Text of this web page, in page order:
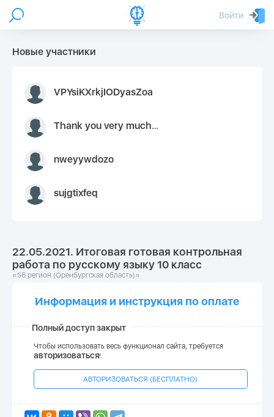
Войти
Новые участники
VPYsiKXrkjIODyasZoa
Thank you very much for your inquiry We appreciate you 9126052 https://youtube.com faceapple !
nweyywdozo
sujgtixfeq
22.05.2021. Итоговая готовая контрольная
работа по русскому языку 10 класс
«56 регион (Оренбургская область)»
Информация и инструкция по оплате
Полный доступ закрыт
Чтобы использовать весь функционал сайта, требуется
авторизоваться!
АВТОРИЗОВАТЬСЯ (БЕСПЛАТНО)